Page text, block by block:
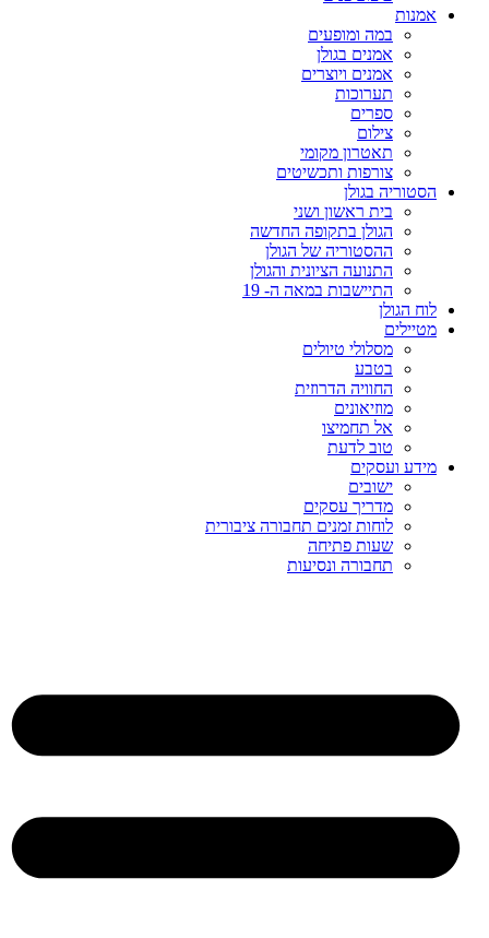
אמנות
במה ומופעים
אמנים בגולן
אמנים ויוצרים
תערוכות
ספרים
צילום
תאטרון מקומי
צורפות ותכשיטים
הסטוריה בגולן
בית ראשון ושני
הגולן בתקופה החדשה
ההסטוריה של הגולן
התנועה הציונית והגולן
התיישבות במאה ה- 19
לוח הגולן
מטיילים
מסלולי טיולים
בטבע
החוויה הדרוזית
מוזיאונים
אל תחמיצו
טוב לדעת
מידע ועסקים
ישובים
מדריך עסקים
לוחות זמנים תחבורה ציבורית
שעות פתיחה
תחבורה ונסיעות